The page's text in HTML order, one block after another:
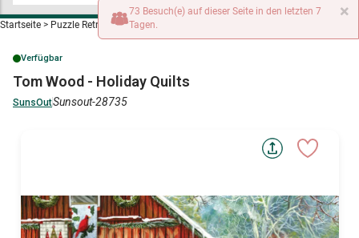
Startseite > Puzzle Retro und Nostalgie
Verfügbar
Tom Wood - Holiday Quilts
SunsOutSunsout-28735
×
73 Besuch(e) auf dieser Seite in den letzten 7
Tagen.